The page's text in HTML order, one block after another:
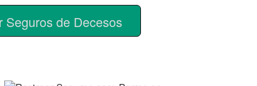
Seguros de Decesos